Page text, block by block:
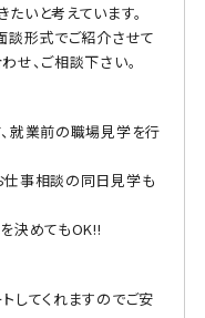
いと考えています。
談形式でご紹介させて
せ、ご相談下さい。
就業前の職場見学を行
事相談の同日見学も
決めてもOK!!
してくれますのでご安